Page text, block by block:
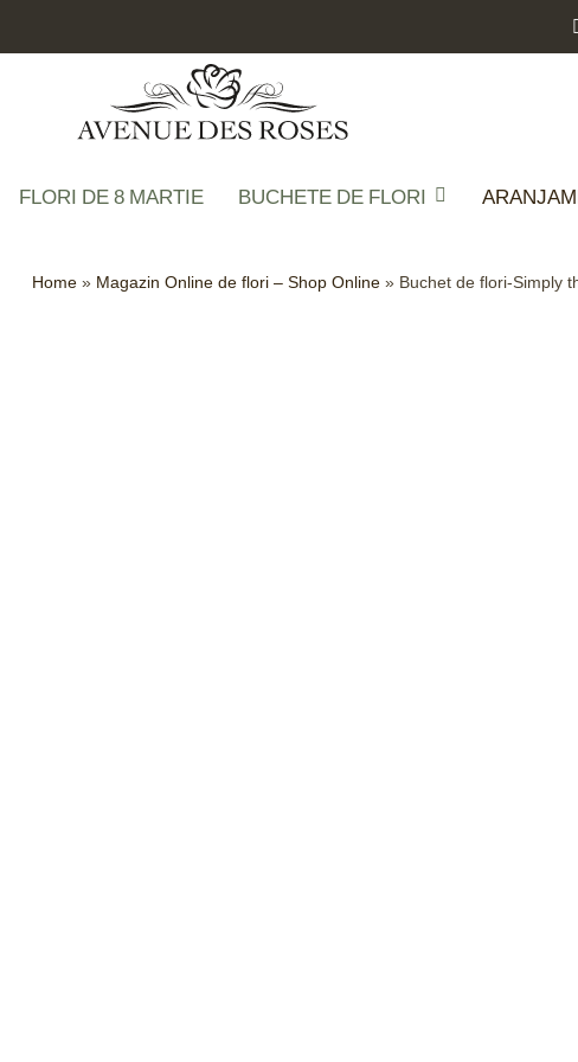
FLORI DE 8 MARTIE BUCHETE DE FLORI
Home » Magazin Online de flori – Shop Online » Buchet de flori-Simply